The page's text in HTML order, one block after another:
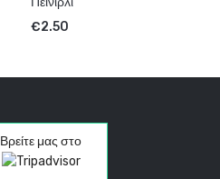
€2.50
Βρείτε μας στο